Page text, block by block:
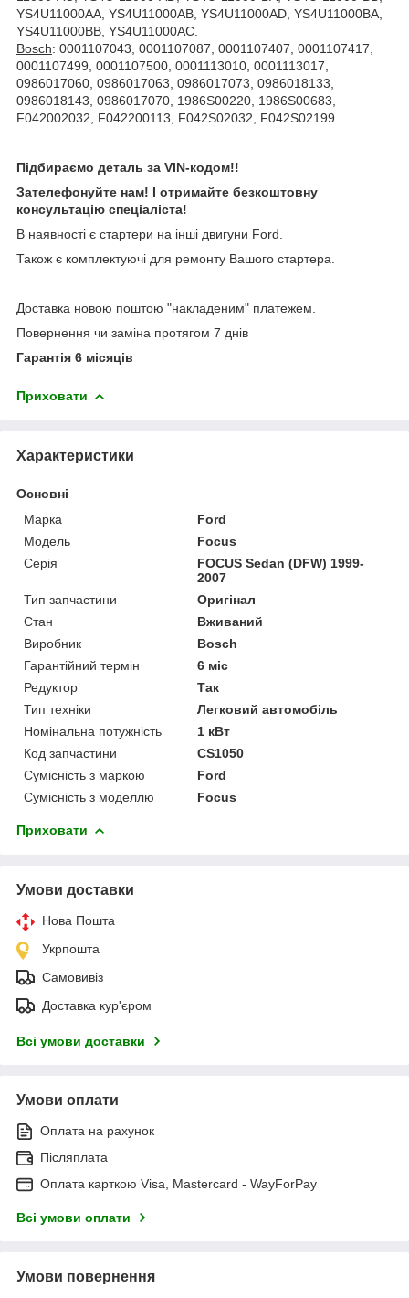
YS4U11000AA, YS4U11000AB, YS4U11000AD, YS4U11000BA,
YS4U11000BB, YS4U11000AC.
Bosch: 0001107043, 0001107087, 0001107407, 0001107417,
0001107499, 0001107500, 0001113010, 0001113017,
0986017060, 0986017063, 0986017073, 0986018133,
0986018143, 0986017070, 1986S00220, 1986S00683,
F042002032, F042200113, F042S02032, F042S02199.
Підбираємо деталь за VIN-кодом!!
Зателефонуйте нам! І отримайте безкоштовну
консультацію спеціаліста!
В наявності є стартери на інші двигуни Ford.
Також є комплектуючі для ремонту Вашого стартера.
Доставка новою поштою "накладеним" платежем.
Повернення чи заміна протягом 7 днів
Гарантія 6 місяців
Приховати
Характеристики
Основні
Марка
Ford
Модель
Focus
Серія
FOCUS Sedan (DFW) 1999-
2007
Тип запчастини
Оригінал
Стан
Вживаний
Виробник
Bosch
Гарантійний термін
6 міс
Редуктор
Так
Тип техніки
Легковий автомобіль
Номінальна потужність
1 кВт
Код запчастини
CS1050
Сумісність з маркою
Ford
Сумісність з моделлю
Focus
Приховати
Умови доставки
Нова Пошта
Укрпошта
Самовивіз
Доставка кур'єром
Всі умови доставки
Умови оплати
Оплата на рахунок
Післяплата
Оплата карткою Visa, Mastercard - WayForPay
Всі умови оплати
Умови повернення